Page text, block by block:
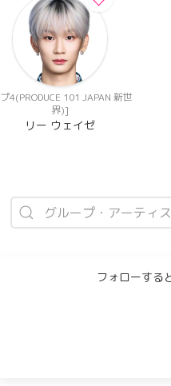
4(PRODUCE 101 JAPAN 新世
界)]
リー ウェイゼ
フォローする